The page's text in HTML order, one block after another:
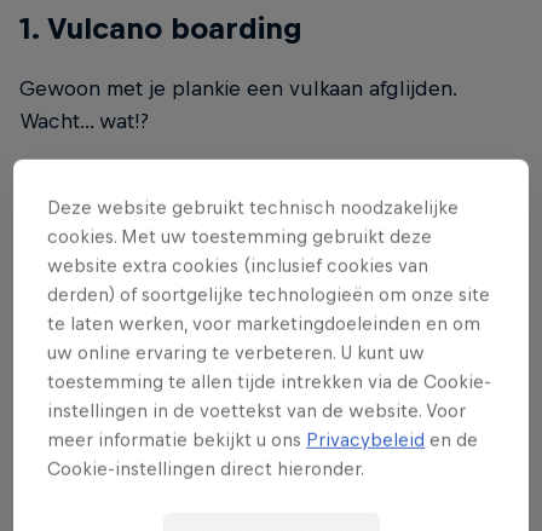
1. Vulcano boarding
Gewoon met je plankie een vulkaan afglijden.
Wacht... wat!?
2. Mountain unicycling
Van de berg afrollen op je eenwieler.
3. Limbo skating
Deze website gebruikt technisch noodzakelijke
cookies. Met uw toestemming gebruikt deze
website extra cookies (inclusief cookies van
derden) of soortgelijke technologieën om onze site
te laten werken, voor marketingdoeleinden en om
uw online ervaring te verbeteren. U kunt uw
toestemming te allen tijde intrekken via de Cookie-
instellingen in de voettekst van de website. Voor
meer informatie bekijkt u ons Privacybeleid en de
Cookie-instellingen direct hieronder.